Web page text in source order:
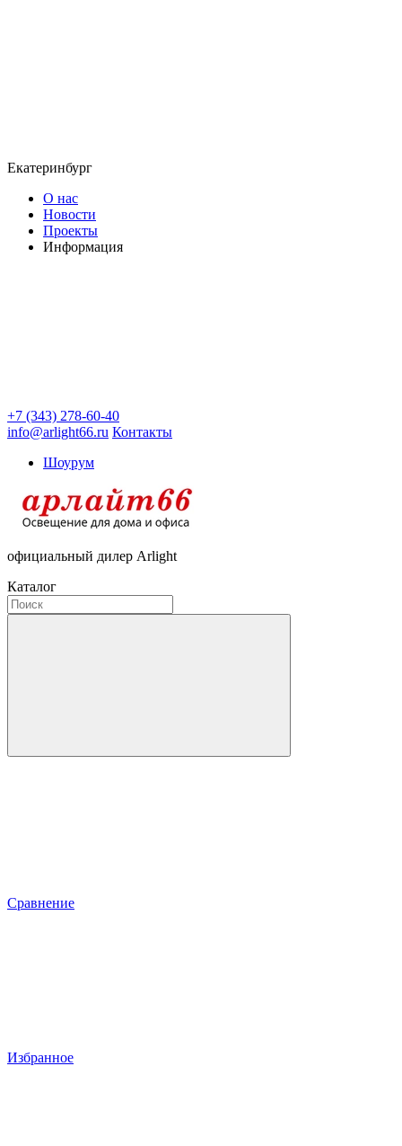
Екатеринбург
О нас
Новости
Проекты
Информация
+7 (343) 278-60-40
info@arlight66.ru Контакты
Шоурум
официальный дилер Arlight
Каталог
Сравнение
Избранное